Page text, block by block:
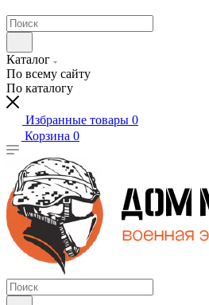
Каталог
По всему сайту
По каталогу
Избранные товары 0
Корзина 0